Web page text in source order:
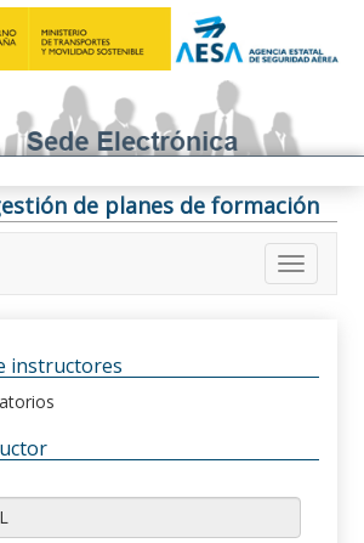
de planes de formación
instructores